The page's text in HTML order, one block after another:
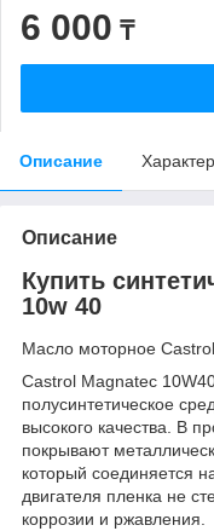
6 000 ₸
Описание
Описание
Купить
10w 40
Масло моторное
Castrol Magnatec
полусинтетическое
высокого качества. В
покрывают
который соединяется
двигателя пленка не
коррозии и ржавления.